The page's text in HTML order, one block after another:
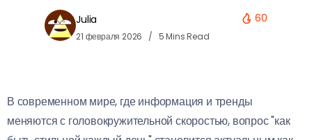
Julia
21 февраля 2026 5 Mins Read
60
В современном мире, где информация и тренды
меняются с головокружительной скоростью, вопрос "как